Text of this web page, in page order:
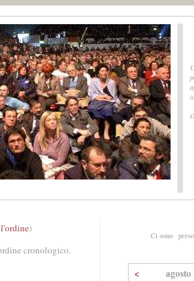
)
cronologico.
Ci sono
< agosto